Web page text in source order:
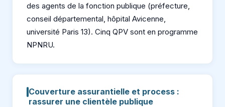
des agents de la fonction publique (préfecture,
conseil départemental, hôpital Avicenne,
université Paris 13). Cinq QPV sont en programme
NPNRU.
Couverture assurantielle et process :
rassurer une clientèle publique